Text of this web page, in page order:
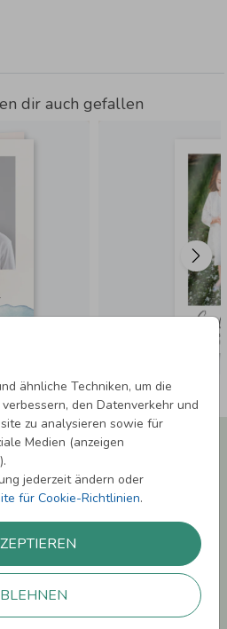
ähnliche Techniken, um die
den Datenverkehr und
zu analysieren sowie für
Medien (anzeigen
jederzeit ändern oder
für Cookie-Richtlinien.
dir auch gefallen
und 5,00 € Rabatt**
an und bleibe auf dem